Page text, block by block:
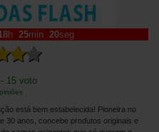
h 25min 20seg
15 voto
está bem estabelecida! Pioneira no
30 anos, concebe produtos originais e